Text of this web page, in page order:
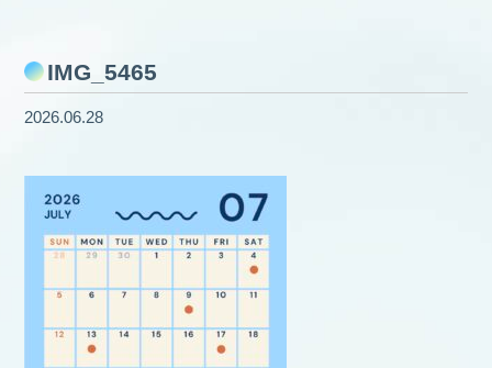
IMG_5465
2026.06.28